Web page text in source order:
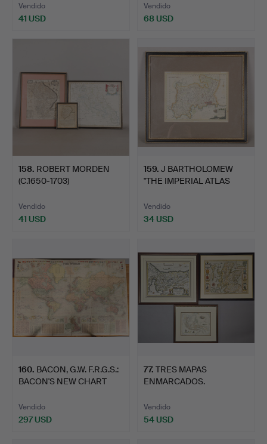
Vendido
41 USD
Vendido
68 USD
158. ROBERT MORDEN
(C.1650-1703)
Vendido
41 USD
159. J BARTHOLOMEW
"THE IMPERIAL ATLAS
Vendido
34 USD
160. BACON, G.W. F.R.G.S.:
BACON'S NEW CHART
Vendido
297 USD
77. TRES MAPAS
ENMARCADOS.
Vendido
54 USD